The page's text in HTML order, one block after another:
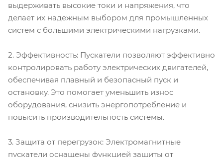
выдерживать высокие токи и напряжения, что
делает их надежным выбором для промышленных
систем с большими электрическими нагрузками.
2. Эффективность: Пускатели позволяют эффективно
контролировать работу электрических двигателей,
обеспечивая плавный и безопасный пуск и
остановку. Это помогает уменьшить износ
оборудования, снизить энергопотребление и
повысить производительность системы.
3. Защита от перегрузок: Электромагнитные
пускатели оснащены функцией защиты от